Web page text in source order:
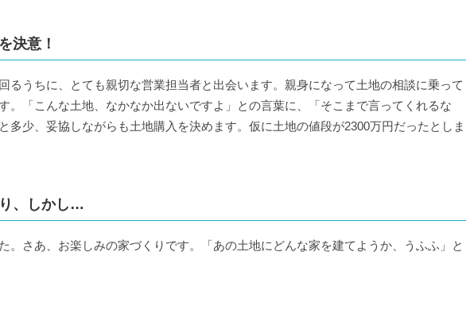
決意！
るうちに、とても親切な営業担当者と出会います。親身になって土地の相談に乗って
。「こんな土地、なかなか出ないですよ」との言葉に、「そこまで言ってくれるな
多少、妥協しながらも土地購入を決めます。仮に土地の値段が2300万円だったとしま
、しかし…
。さあ、お楽しみの家づくりです。「あの土地にどんな家を建てようか、うふふ」と